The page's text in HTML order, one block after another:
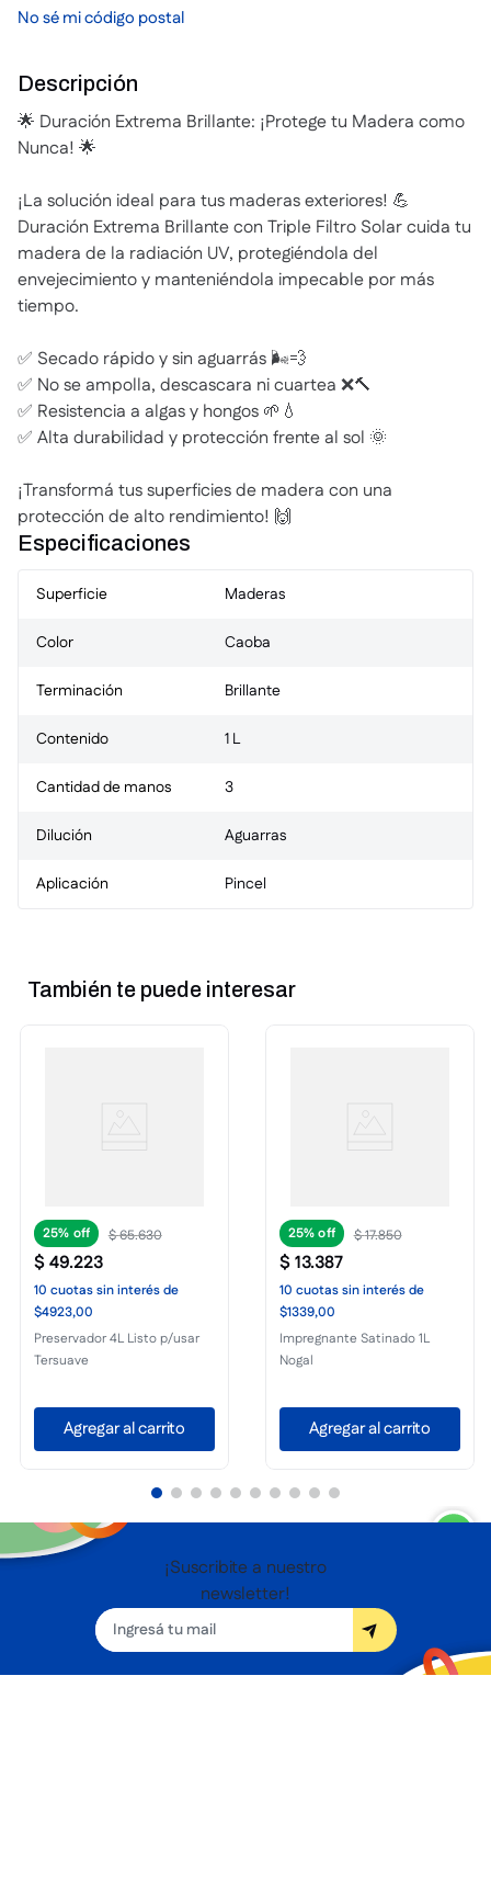
No sé mi código postal
Descripción
🌟 Duración Extrema Brillante: ¡Protege tu Madera como
Nunca! 🌟
¡La solución ideal para tus maderas exteriores! 💪
Duración Extrema Brillante con Triple Filtro Solar cuida tu
madera de la radiación UV, protegiéndola del
envejecimiento y manteniéndola impecable por más
tiempo.
✅ Secado rápido y sin aguarrás 🌬️💨
✅ No se ampolla, descascara ni cuartea ❌🔨
✅ Resistencia a algas y hongos 🌱💧
✅ Alta durabilidad y protección frente al sol 🌞
¡Transformá tus superficies de madera con una
protección de alto rendimiento! 🙌
Especificaciones
Superficie Maderas
Color Caoba
Terminación Brillante
Contenido 1 L
Cantidad de manos 3
Dilución Aguarras
Aplicación Pincel
También te puede interesar
25% $65.630
$49.223
10 cuotassin interésde
$4923,00
Preservador 4L Listo p/usar
Tersuave
Agregar al carrito
25% $17.850
$13.387
10 cuotassin interésde
$1339,00
Impregnante Satinado 1L
Nogal
Agregar al carrito
¡Suscribite a nuestro
newsletter!